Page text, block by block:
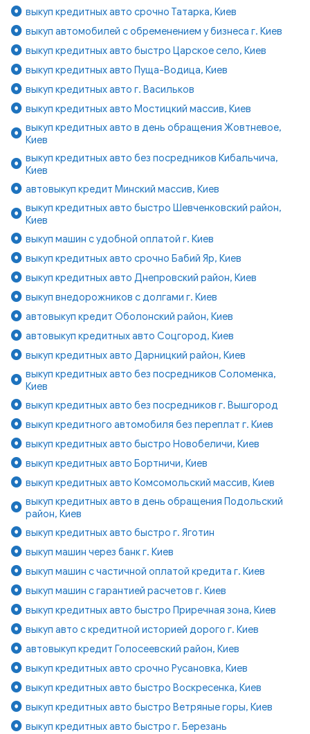
выкуп кредитных авто срочно Татарка, Киев
выкуп автомобилей с обременением у бизнеса г. Киев
выкуп кредитных авто быстро Царское село, Киев
выкуп кредитных авто Пуща-Водица, Киев
выкуп кредитных авто г. Васильков
выкуп кредитных авто Мостицкий массив, Киев
выкуп кредитных авто в день обращения Жовтневое,
Киев
выкуп кредитных авто без посредников Кибальчича,
Киев
автовыкуп кредит Минский массив, Киев
выкуп кредитных авто быстро Шевченковский район,
Киев
выкуп машин с удобной оплатой г. Киев
выкуп кредитных авто срочно Бабий Яр, Киев
выкуп кредитных авто Днепровский район, Киев
выкуп внедорожников с долгами г. Киев
автовыкуп кредит Оболонский район, Киев
автовыкуп кредитных авто Соцгород, Киев
выкуп кредитных авто Дарницкий район, Киев
выкуп кредитных авто без посредников Соломенка,
Киев
выкуп кредитных авто без посредников г. Вышгород
выкуп кредитного автомобиля без переплат г. Киев
выкуп кредитных авто быстро Новобеличи, Киев
выкуп кредитных авто Бортничи, Киев
выкуп кредитных авто Комсомольский массив, Киев
выкуп кредитных авто в день обращения Подольский
район, Киев
выкуп кредитных авто быстро г. Яготин
выкуп машин через банк г. Киев
выкуп машин с частичной оплатой кредита г. Киев
выкуп машин с гарантией расчетов г. Киев
выкуп кредитных авто быстро Приречная зона, Киев
выкуп авто с кредитной историей дорого г. Киев
автовыкуп кредит Голосеевский район, Киев
выкуп кредитных авто срочно Русановка, Киев
выкуп кредитных авто быстро Воскресенка, Киев
выкуп кредитных авто быстро Ветряные горы, Киев
выкуп кредитных авто быстро г. Березань